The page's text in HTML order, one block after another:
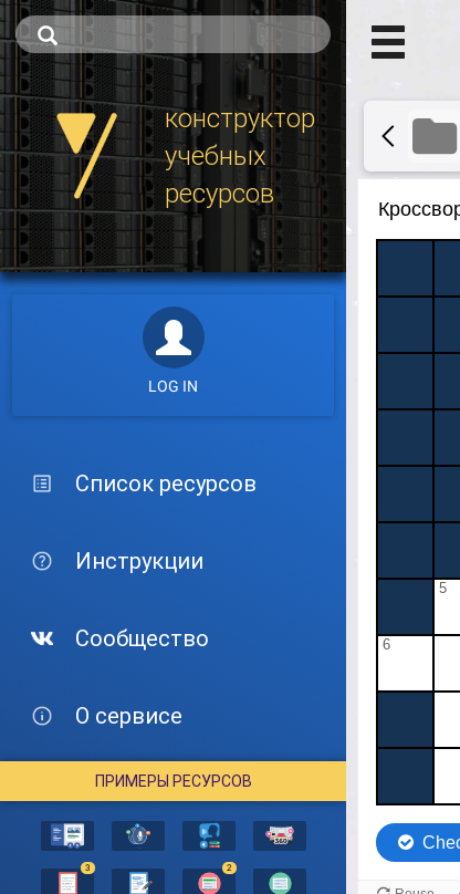
конструктор
учебных
ресурсов
LOG IN
Список ресурсов
Инструкции
Сообщество
О сервисе
ПРИМЕРЫ РЕСУРСОВ
3 2